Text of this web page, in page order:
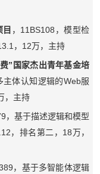
， 11BS108 ，模型检
， 12 万，主持
” 国家杰出青年基金培
主体认知逻辑的Web服
，主持
，基于描述逻辑和模型
，排名第二， 18 万，
，基于多智能体逻辑